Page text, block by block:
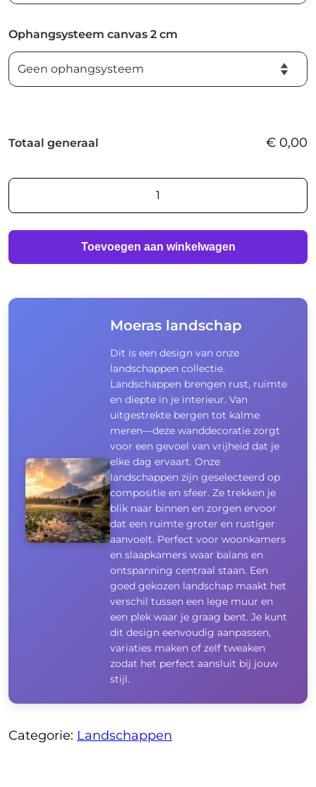
Ophangsysteem canvas 2 cm
Totaal generaal € 0,00
Moeras
landschap
Toevoegen aan winkelwagen
Moeras landschap
Dit is een design van onze
landschappen collectie.
Landschappen brengen rust, ruimte
en diepte in je interieur. Van
uitgestrekte bergen tot kalme
meren—deze wanddecoratie zorgt
voor een gevoel van vrijheid dat je
elke dag ervaart. Onze
landschappen zijn geselecteerd op
compositie en sfeer. Ze trekken je
blik naar binnen en zorgen ervoor
dat een ruimte groter en rustiger
aanvoelt. Perfect voor woonkamers
en slaapkamers waar balans en
ontspanning centraal staan. Een
goed gekozen landschap maakt het
verschil tussen een lege muur en
een plek waar je graag bent. Je kunt
dit design eenvoudig aanpassen,
variaties maken of zelf tweaken
zodat het perfect aansluit bij jouw
stijl.
Categorie: Landschappen